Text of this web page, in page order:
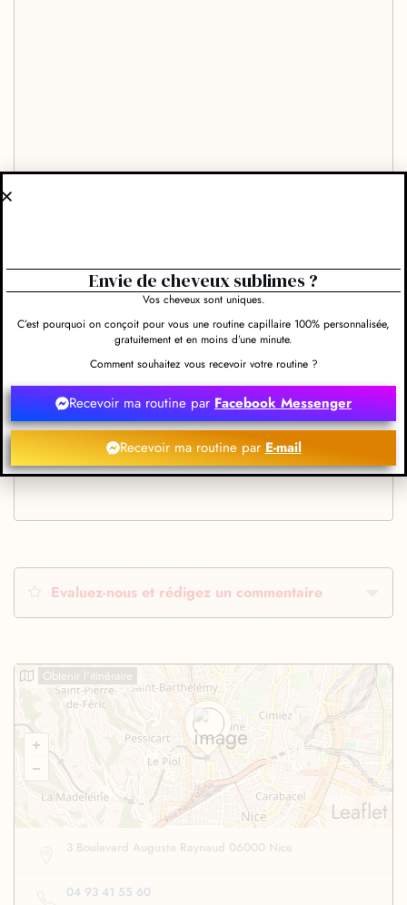
Evaluez-nous et rédigez un commentaire
Leaflet
Obtenir l'itinéraire
3 Boulevard Auguste Raynaud 06000 Nice
04 93 41 55 60
Envie de cheveux sublimes ?
Vos cheveux sont uniques.
C’est pourquoi on conçoit pour vous une routine capillaire 100% personnalisée,
gratuitement et en moins d’une minute.
Comment souhaitez vous recevoir votre routine ?
Recevoir ma routine parFacebook Messenger
Recevoir ma routine par E-mail